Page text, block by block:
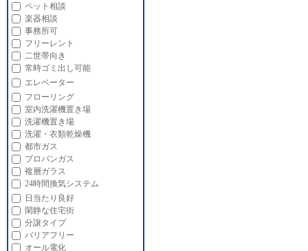
ペット相談
楽器相談
事務所可
フリーレント
二世帯向き
常時ゴミ出し可能
エレベーター
フローリング
室内洗濯機置き場
洗濯機置き場
洗濯・衣類乾燥機
都市ガス
プロパンガス
複層ガラス
24時間換気システム
日当たり良好
閑静な住宅街
分譲タイプ
バリアフリー
オール電化